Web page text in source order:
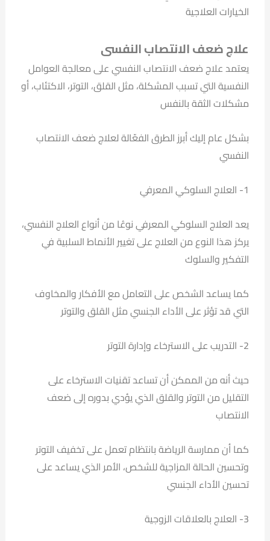
الخيارات العلاجية
علاج ضعف الانتصاب النفسى
يعتمد علاج ضعف الانتصاب النفسي على معالجة العوامل
النفسية التي تسبب المشكلة، مثل القلق، التوتر، الاكتئاب، أو
مشكلات الثقة بالنفس
بشكل عام إليك أبرز الطرق الفعّالة لعلاج ضعف الانتصاب
النفسي
1- العلاج السلوكي المعرفي
يعد العلاج السلوكي المعرفي نوعُا من أنواع العلاج النفسي،
يركز هذا النوع من العلاج على تغيير الأنماط السلبية في
التفكير والسلوك
كما يساعد الشخص على التعامل مع الأفكار والمخاوف
التي قد تؤثر على الأداء الجنسي مثل القلق والتوتر
2- التدريب على الاسترخاء وإدارة التوتر
حيث أنه من الممكن أن تساعد تقنيات الاسترخاء على
التقليل من التوتر والقلق الذي يؤدي بدوره إلى ضعف
الانتصاب
كما أن ممارسة الرياضة بانتظام تعمل على تخفيف التوتر
وتحسين الحالة المزاجية للشخص، الأمر الذي يساعد على
تحسين الأداء الجنسي
3- العلاج بالعلاقات الزوجية